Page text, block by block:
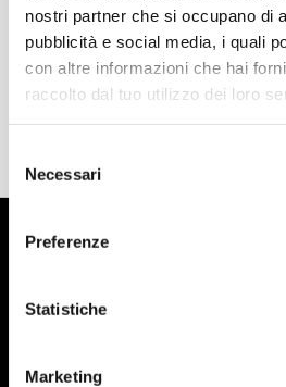
nostri partner che si occupano di
pubblicità e social media, i quali
con altre informazioni che hai
raccolto dal tuo utilizzo dei loro
delNecessari
Preferenze
Statistiche
Marketing